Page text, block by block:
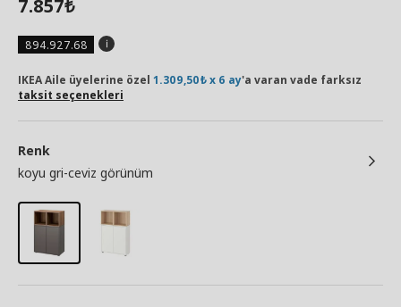
7.857₺
894.927.68
IKEA Aile üyelerine özel 1.309,50₺ x 6 ay'a varan vade farksız
taksit seçenekleri
Renk
koyu gri-ceviz görünüm